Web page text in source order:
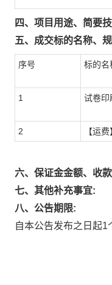
四、项目用途、简要
五、成交标的名称、
序号 标的名
1 试卷印
2 【运费
六、保证金金额、收
七、其他补充事宜:
八、公告期限:
自本公告发布之日起1